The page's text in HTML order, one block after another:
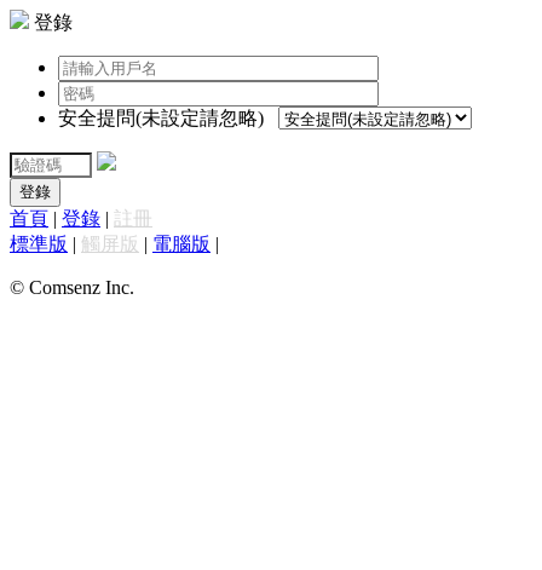
登錄
安全提問(未設定請忽略)
登錄
首頁 | 登錄 | 註冊
標準版 | 觸屏版 | 電腦版 |
© Comsenz Inc.